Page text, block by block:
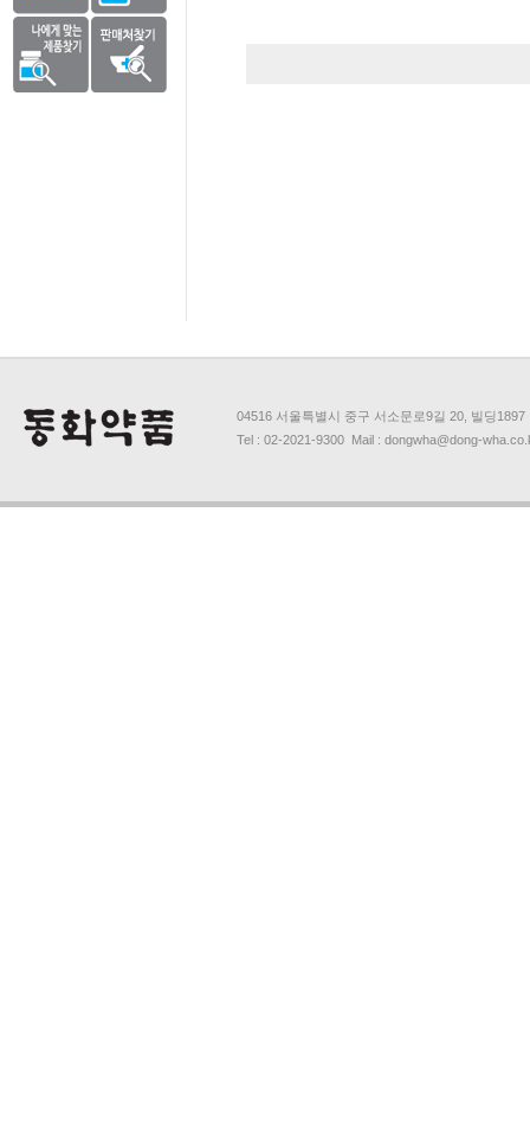
04516 서울특별시 중구 서소문로9길 20, 빌딩1897
Tel : 02-2021-9300 Mail : dongwha@dong-